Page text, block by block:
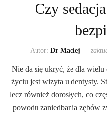
Czy
Autor: Dr Maciej
Nie da się ukryć, że dla
życiu jest wizyta u dentysty.
lecz również dorosłych, co
powodu zaniedbania zębów